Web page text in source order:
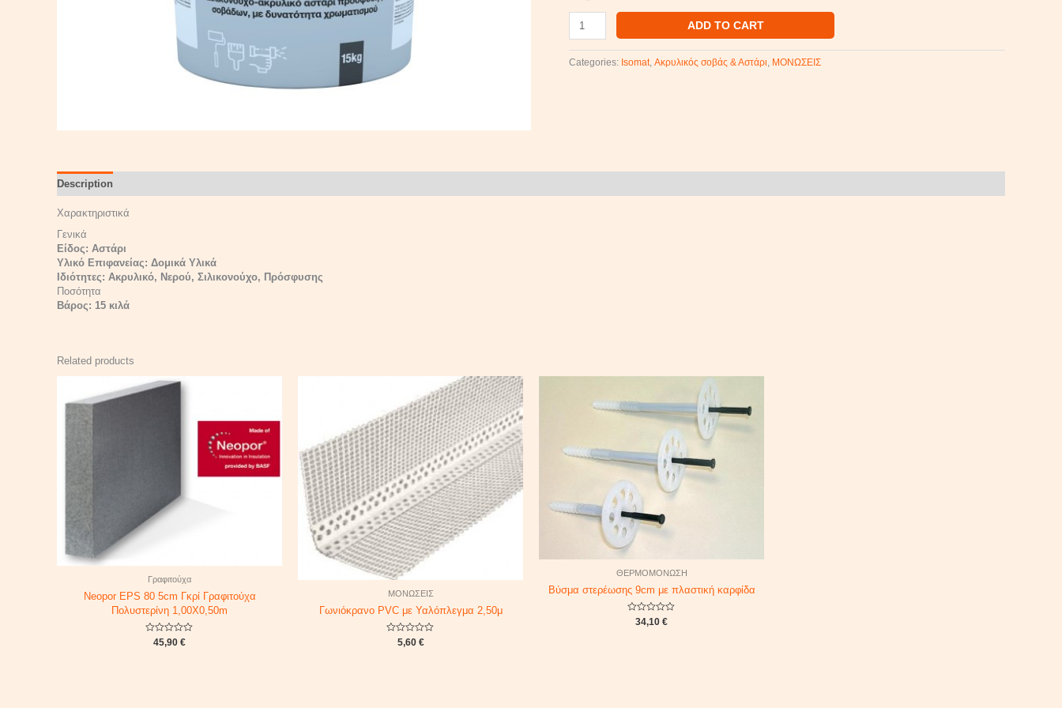
ADD TO CART
Categories: Isomat, Ακρυλικός σοβάς & Αστάρι ΜΟΝΩΣΕΙΣ
Description
Χαρακτηριστικά
Γενικά
Είδος: Αστάρι
Υλικό Επιφανείας: Δομικά Υλικά
Ιδιότητες: Ακρυλικό, Νερού, Σιλικονούχο, Πρόσφυσης
Ποσότητα
Βάρος: 15 κιλά
Related products
Γραφιτούχα
Neopor EPS 80 5cm Γκρί Γραφιτούχα
Πολυστερίνη 1,00X0,50m
Rated
45,90 €
ΜΟΝΩΣΕΙΣ
Γωνιόκρανο PVC με Υαλόπλεγμα 2,50μ
Rated
5,60 €
ΘΕΡΜΟΜΟΝΩΣΗ
Βύσμα στερέωσης 9cm με πλαστική καρφίδα
Rated
34,10 €